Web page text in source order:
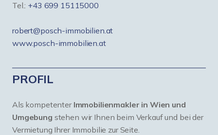
Tel.: +43 699 15115000
robert@posch-immobilien.at
www.posch-immobilien.at
PROFIL
Als kompetenter Immobilienmakler in Wien und
Umgebung stehen wir Ihnen beim Verkauf und bei der
Vermietung Ihrer Immobilie zur Seite.